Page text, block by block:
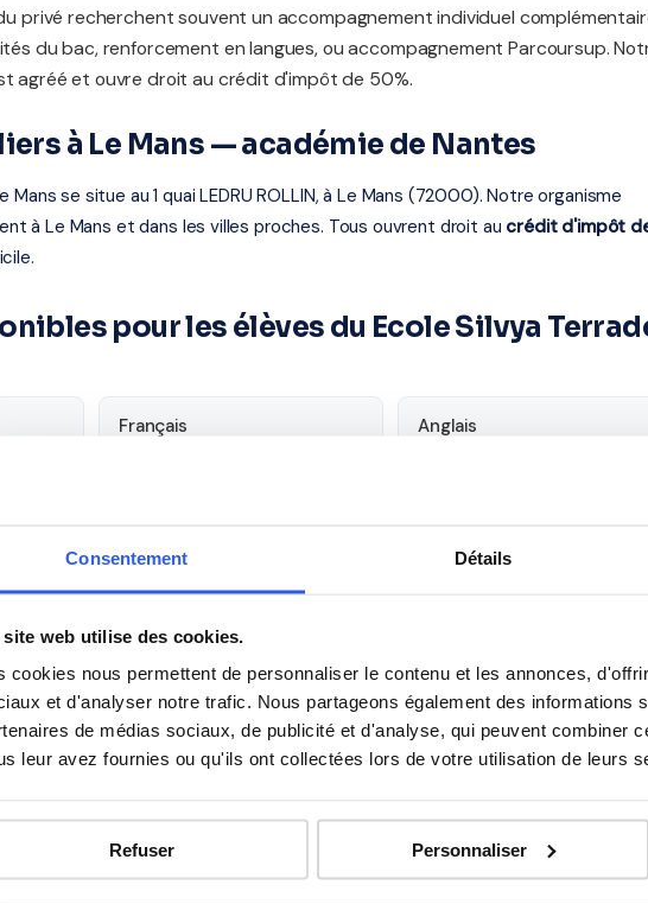
Consentement Détails
site web utilise des cookies.
cookies nous permettent de personnaliser le contenu et les annonces,
et d'analyser notre trafic. Nous partageons également des informations
de médias sociaux, de publicité et d'analyse, qui peuvent combiner
leur avez fournies ou qu'ils ont collectées lors de votre utilisation de leurs
Refuser Personnaliser
privé recherchent souvent un accompagnement individuel
du bac, renforcement en langues, ou accompagnement Parcoursup.
agréé et ouvre droit au crédit d'impôt de 50%.
à Le Mans — académie de Nantes
Mans se situe au 1 quai LEDRU ROLLIN, à Le Mans (72000). Notre organisme
à Le Mans et dans les villes proches. Tous ouvrent droit au crédit d'impôt
pour les élèves du Ecole Silvya
Français Anglais
à Le Mans